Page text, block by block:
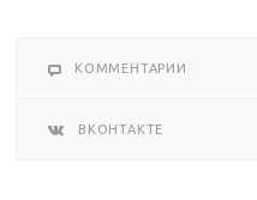
КОММЕНТАРИИ
ВКОНТАКТЕ